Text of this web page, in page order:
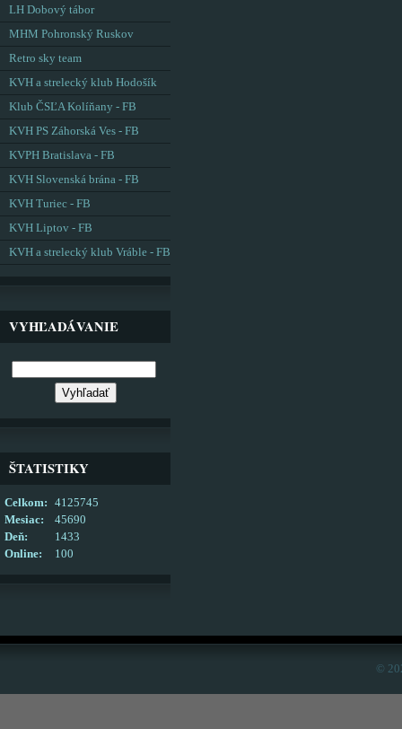
LH Dobový tábor
MHM Pohronský Ruskov
Retro sky team
KVH a strelecký klub Hodošík
Klub ČSĽA Kolíňany - FB
KVH PS Záhorská Ves - FB
KVPH Bratislava - FB
KVH Slovenská brána - FB
KVH Turiec - FB
KVH Liptov - FB
KVH a strelecký klub Vráble - FB
VYHĽADÁVANIE
ŠTATISTIKY
Online: 100
Celkom:
4125745
Mesiac:
45690
Deň:
1433
©